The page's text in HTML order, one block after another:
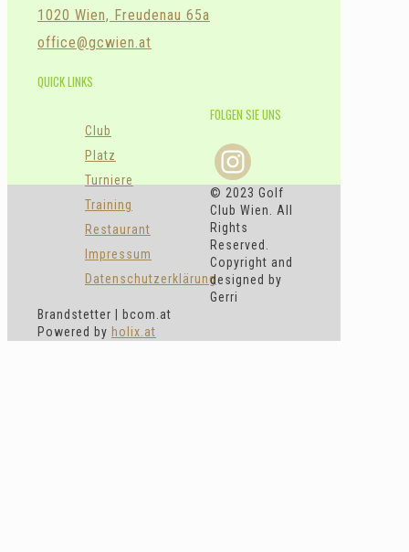
1020 Wien, Freudenau 65a
office@gcwien.at
QUICK LINKS
Club
Platz
Turniere
Training
Restaurant
Impressum
Datenschutzerklärung
FOLGEN SIE UNS
© 2023 Golf
Club Wien. All
Rights
Reserved.
Copyright and
designed by
Gerri
Brandstetter | bcom.at
Powered by holix.at